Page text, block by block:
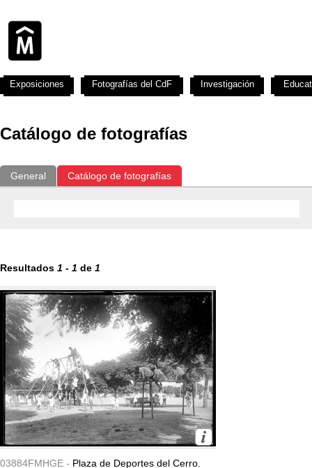
Catálogo de fotografías
General Catálogo de fotografías
Resultados 1 - 1 de 1
03884FMHGE - Plaza de Deportes del Cerro.
Exposiciones Fotografías del CdF Investigación